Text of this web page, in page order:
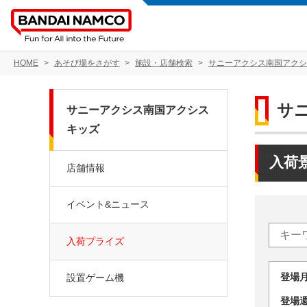
HOME あそび場をさがす 施設・店舗検索 サニーアクシス南国アク
サ
入荷
登
登
サニーアクシス南国アクシス
キッズ
店舗情報
イベント&ニュース
入荷プライズ
設置ゲーム機